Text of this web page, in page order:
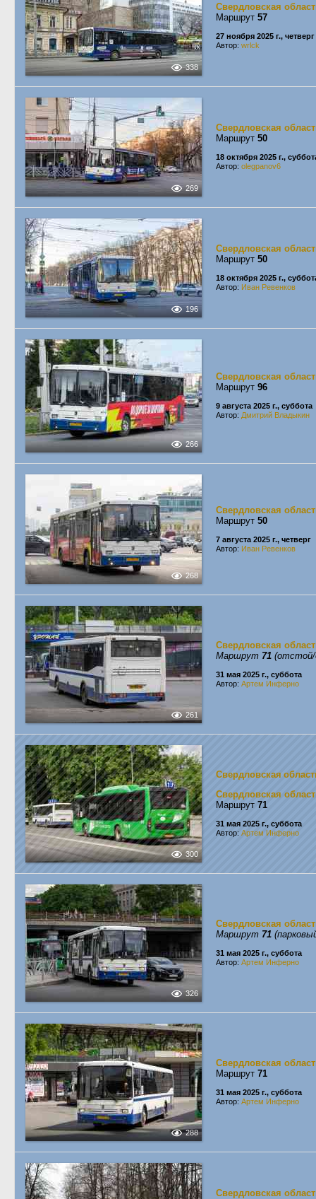
338
Свердловская
Маршрут 57
27 ноября 2025 г., четверг
Автор: wrlck
269
Свердловская
Маршрут 50
18 октября 2025 г.,
Автор: olegpanov6
196
Свердловская
Маршрут 50
18 октября 2025 г.,
Автор: Иван Ревенков
266
Свердловская
Маршрут 96
9 августа 2025 г., суббота
Автор: Дмитрий Владыкин
268
Свердловская
Маршрут 50
7 августа 2025 г., четверг
Автор: Иван Ревенков
261
Свердловская
Маршрут 71 (отстой/
31 мая 2025 г., суббота
Автор: Артем Инферно
300
Свердловская
Свердловская
Маршрут 71
31 мая 2025 г., суббота
Автор: Артем Инферно
326
Свердловская
Маршрут 71
31 мая 2025 г., суббота
Автор: Артем Инферно
288
Свердловская
Маршрут 71
31 мая 2025 г., суббота
Автор: Артем Инферно
Свердловская